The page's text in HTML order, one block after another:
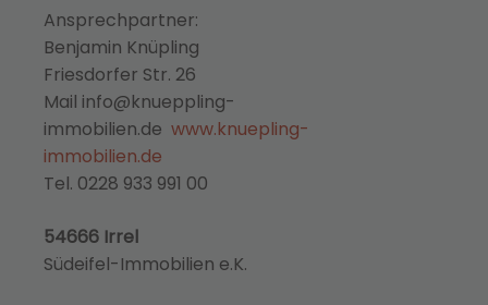
Ansprechpartner:
Benjamin Knüpling
Friesdorfer Str. 26
Mail info@knueppling-
immobilien.de www.knuepling-
immobilien.de
Tel. 0228 933 991 00
54666 Irrel
Südeifel-Immobilien e.K.